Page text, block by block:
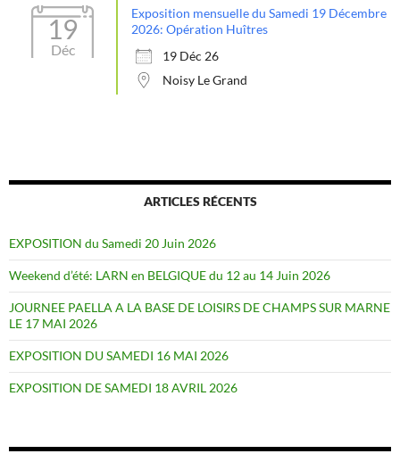
19
Déc
Exposition mensuelle du Samedi 19 Décembre
2026: Opération Huîtres
19 Déc 26
Noisy Le Grand
ARTICLES RÉCENTS
EXPOSITION du Samedi 20 Juin 2026
Weekend d’été: LARN en BELGIQUE du 12 au 14 Juin 2026
JOURNEE PAELLA A LA BASE DE LOISIRS DE CHAMPS SUR MARNE
LE 17 MAI 2026
EXPOSITION DU SAMEDI 16 MAI 2026
EXPOSITION DE SAMEDI 18 AVRIL 2026